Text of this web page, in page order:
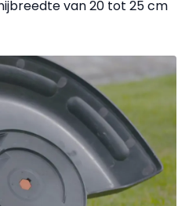
van 20 tot 25 cm